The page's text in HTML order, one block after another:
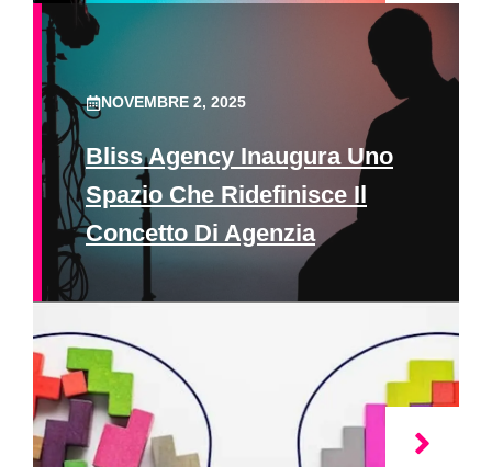
NOVEMBRE 2, 2025
Bliss Agency Inaugura Uno
Spazio Che Ridefinisce Il
Concetto Di Agenzia